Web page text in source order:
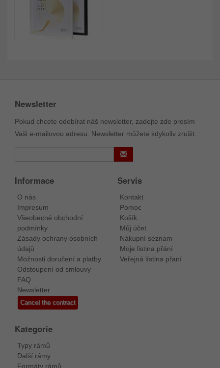
Newsletter
Pokud chcete odebírat náš newsletter, zadejte zde prosím
Vaši e-mailovou adresu. Newsletter můžete kdykoliv zrušit.
Informace
O nás
Impresum
Všeobecné obchodní
podmínky
Zásady ochrany osobních
údajů
Možnosti doručení a platby
Odstoupení od smlouvy
FAQ
Newsletter
Cancel the contract
Servis
Kontakt
Pomoc
Košík
Můj účet
Nákupní seznam
Moje listina přání
Veřejná lístina přaní
Kategorie
Typy rámů
Další rámy
Formáty rámů